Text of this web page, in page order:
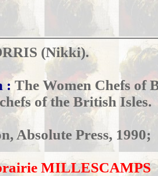
(Nikki).
: The Women Chefs of
of the British Isles.
Absolute Press, 1990;
MILLESCAMPS